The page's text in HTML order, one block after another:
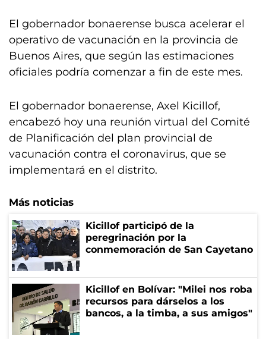
El gobernador bonaerense busca acelerar el
operativo de vacunación en la provincia de
Buenos Aires, que según las estimaciones
oficiales podría comenzar a fin de este mes.
El gobernador bonaerense, Axel Kicillof,
encabezó hoy una reunión virtual del Comité
de Planificación del plan provincial de
vacunación contra el coronavirus, que se
implementará en el distrito.
Más noticias
Kicillof participó de la
peregrinación por la
conmemoración de San Cayetano
Kicillof en Bolívar: "Milei nos roba
recursos para dárselos a los
bancos, a la timba, a sus amigos"